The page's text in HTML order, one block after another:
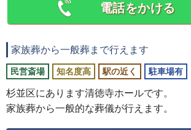
電話をかける
家族葬から一般葬まで行えます
民営斎場 知名度高 駅の近く 駐車場有
杉並区にあります清徳寺ホールです。
家族葬から一般的な葬儀が行えます。